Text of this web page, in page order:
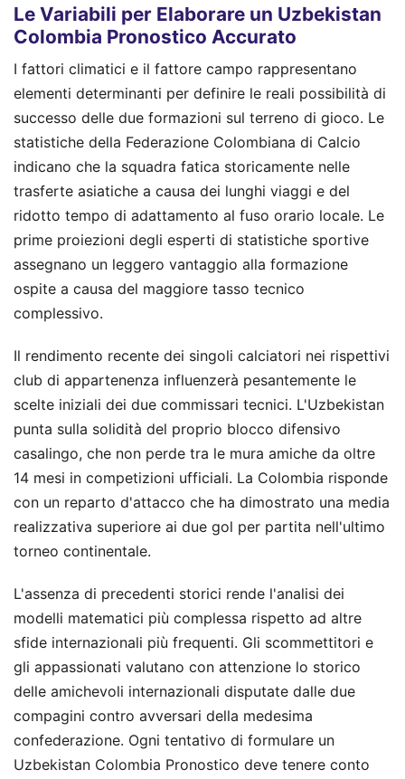
Le Variabili per Elaborare un Uzbekistan
Colombia Pronostico Accurato
I fattori climatici e il fattore campo rappresentano
elementi determinanti per definire le reali possibilità di
successo delle due formazioni sul terreno di gioco. Le
statistiche della Federazione Colombiana di Calcio
indicano che la squadra fatica storicamente nelle
trasferte asiatiche a causa dei lunghi viaggi e del
ridotto tempo di adattamento al fuso orario locale. Le
prime proiezioni degli esperti di statistiche sportive
assegnano un leggero vantaggio alla formazione
ospite a causa del maggiore tasso tecnico
complessivo.
Il rendimento recente dei singoli calciatori nei rispettivi
club di appartenenza influenzerà pesantemente le
scelte iniziali dei due commissari tecnici. L'Uzbekistan
punta sulla solidità del proprio blocco difensivo
casalingo, che non perde tra le mura amiche da oltre
14 mesi in competizioni ufficiali. La Colombia risponde
con un reparto d'attacco che ha dimostrato una media
realizzativa superiore ai due gol per partita nell'ultimo
torneo continentale.
L'assenza di precedenti storici rende l'analisi dei
modelli matematici più complessa rispetto ad altre
sfide internazionali più frequenti. Gli scommettitori e
gli appassionati valutano con attenzione lo storico
delle amichevoli internazionali disputate dalle due
compagini contro avversari della medesima
confederazione. Ogni tentativo di formulare un
Uzbekistan Colombia Pronostico deve tenere conto